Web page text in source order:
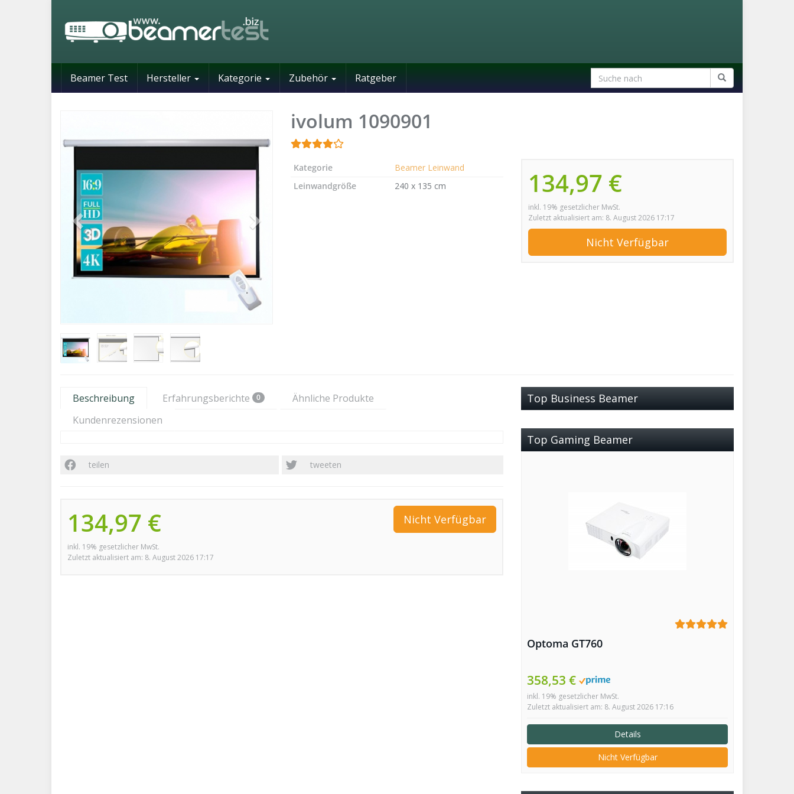
Beamer Test Hersteller Kategorie Zubehör Ratgeber
ivolum 1090901
134,97 €
inkl. 19% gesetzlicher MwSt.
Zuletzt aktualisiert am: 8. August 2026 17:17
Nicht Verfügbar
Kategorie
Beamer Leinwand
Leinwandgröße
240 x 135 cm
Beschreibung Erfahrungsberichte 0
Ähnliche Produkte
Kundenrezensionen
teilen tweeten
134,97 €
inkl. 19% gesetzlicher MwSt.
Zuletzt aktualisiert am: 8. August 2026 17:17
Nicht Verfügbar
Top Business Beamer
Top Gaming Beamer
Optoma GT760
358,53 €
inkl. 19% gesetzlicher MwSt.
Zuletzt aktualisiert am: 8. August 2026 17:16
Details
Nicht Verfügbar